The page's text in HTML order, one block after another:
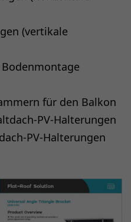
(vertikale
für den Balkon
PV-Halterungen
PV-Halterungen